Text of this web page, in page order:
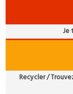
Je
Recycler /